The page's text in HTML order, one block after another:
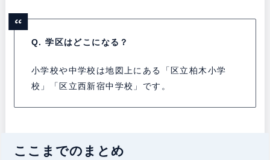
Q. 学区はどこになる？
小学校や中学校は地図上にある「区立柏木小学
校」「区立西新宿中学校」です。
ここまでのまとめ